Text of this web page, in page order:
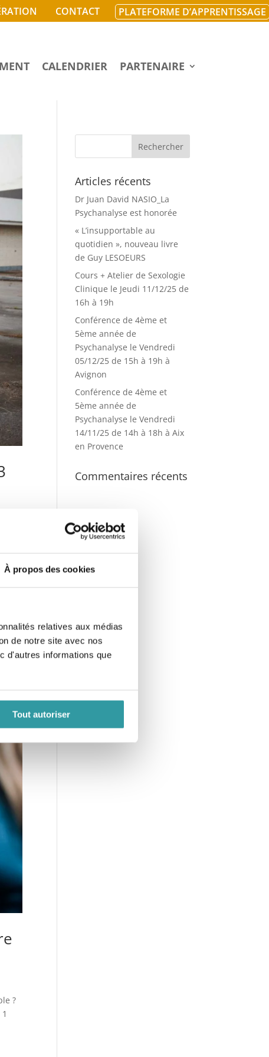
À propos des cookies
relatives aux médias
de notre site avec nos
d'autres informations que
Tout autoriser
CONTACT PLATEFORME D’APPRENTISSAGE
CALENDRIER PARTENAIRE
à
?
Articles récents
Dr Juan David NASIO_La
Psychanalyse est honorée
« L’insupportable au
quotidien », nouveau livre
de Guy LESOEURS
Cours + Atelier de Sexologie
Clinique le Jeudi 11/12/25 de
16h à 19h
Conférence de 4ème et
5ème année de
Psychanalyse le Vendredi
05/12/25 de 15h à 19h à
Avignon
Conférence de 4ème et
5ème année de
Psychanalyse le Vendredi
14/11/25 de 14h à 18h à Aix
en Provence
Commentaires récents